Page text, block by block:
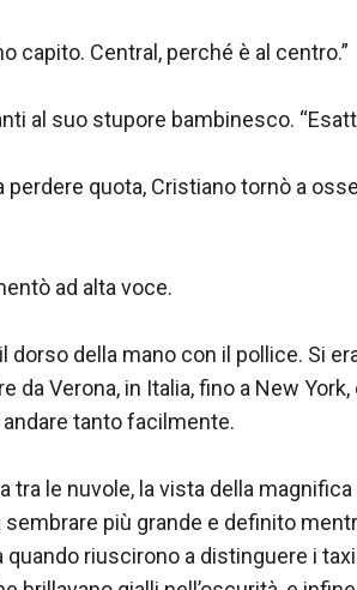
capito. Central, perché è al centro.”
al suo stupore bambinesco.
perdere quota, Cristiano tornò a
ad alta voce.
dorso della mano con il pollice. Si
da Verona, in Italia, fino a New York,
tanto facilmente.
tra le nuvole, la vista della
più grande e definito
quando riuscirono a distinguere i